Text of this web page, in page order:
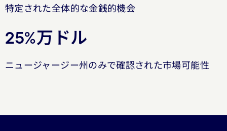
特定された全体的な金銭的機会
25%万ドル
ニュージャージー州のみで確認された市場可能性